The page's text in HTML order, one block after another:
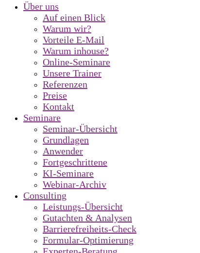
Über uns
Auf einen Blick
Warum wir?
Vorteile E-Mail
Warum inhouse?
Online-Seminare
Unsere Trainer
Referenzen
Preise
Kontakt
Seminare
Seminar-Übersicht
Grundlagen
Anwender
Fortgeschrittene
KI-Seminare
Webinar-Archiv
Consulting
Leistungs-Übersicht
Gutachten & Analysen
Barrierefreiheits-Check
Formular-Optimierung